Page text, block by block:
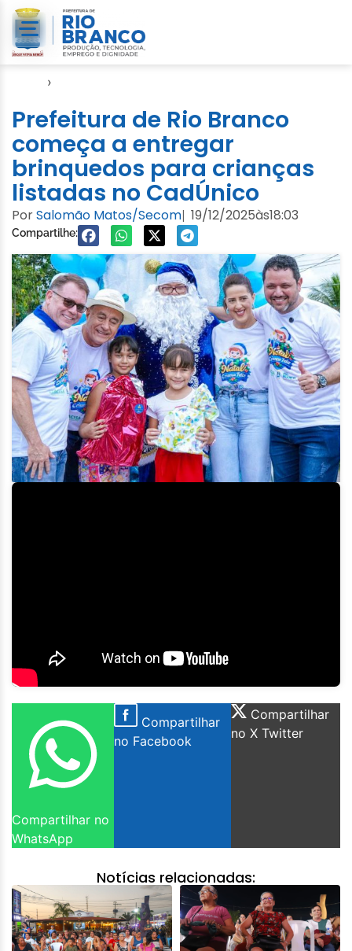
›
Prefeitura de Rio Branco
começa a entregar
brinquedos para crianças
listadas no CadÚnico
PorSalomão Matos/Secom| 19/12/2025às18:03
Compartilhe:
Compartilhar no
WhatsApp
Compartilhar
no Facebook
Compartilhar
no X Twitter
Notícias relacionadas: